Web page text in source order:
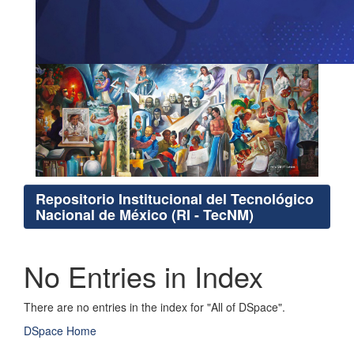
Repositorio Institucional del Tecnológico
Nacional de México (RI - TecNM)
No Entries in Index
There are no entries in the index for "All of DSpace".
DSpace Home